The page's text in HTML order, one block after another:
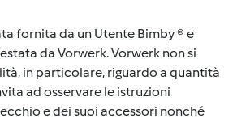
fornita da un Utente Bimby ® e
da Vorwerk. Vorwerk non si
in particolare, riguardo a quantità
ad osservare le istruzioni
e dei suoi accessori nonché